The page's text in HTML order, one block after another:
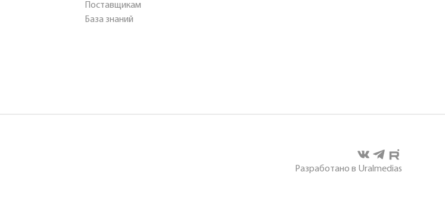
Поставщикам
База знаний
Разработано в Uralmedias